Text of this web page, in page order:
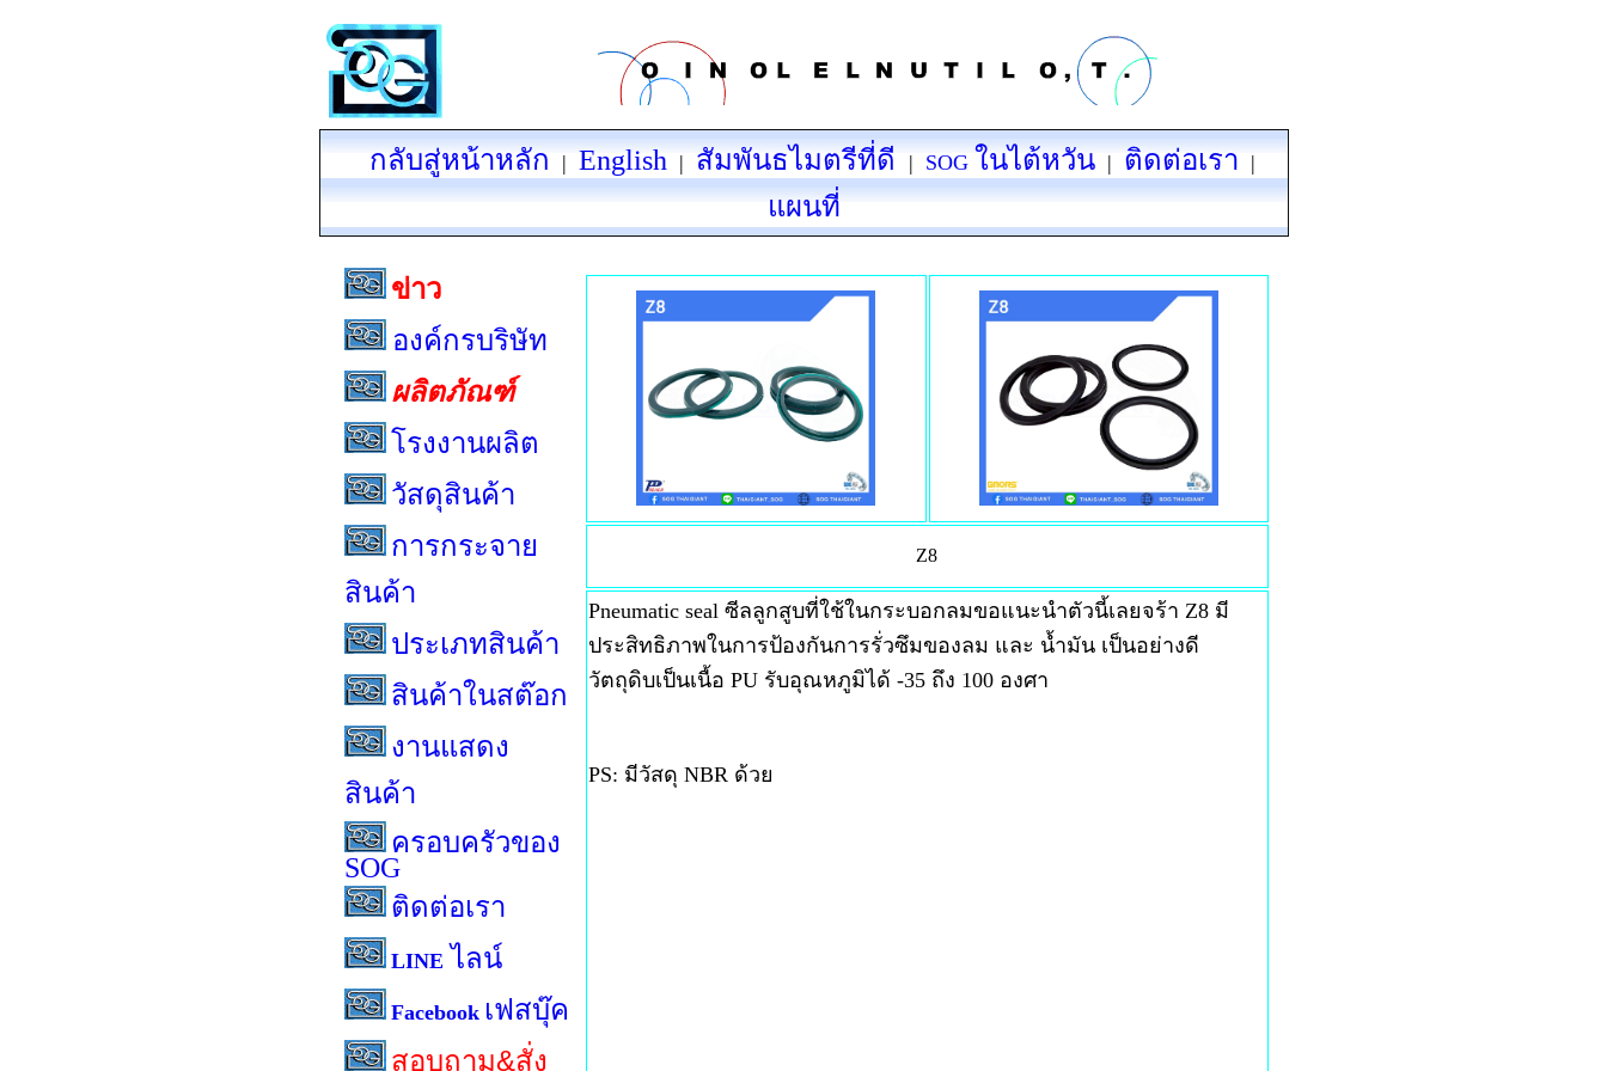
กลับสู่หน้าหลัก | English | สัมพันธไมตรีที่ดี | SOG ในไต้หวัน | ติดต่อเรา |
แผนที่
ข่าว
องค์กรบริษัท
ผลิตภัณฑ์
โรงงานผลิต
วัสดุสินค้า
การกระจาย
สินค้า
ประเภทสินค้า
สินค้าในสต๊อก
งานแสดง
สินค้า
ครอบครัวของ
SOG
ติดต่อเรา
LINE ไลน์
Facebook เฟสบุ๊ค
สอบถาม&สั่ง
Z8
Pneumatic seal ซีลลูกสูบที่ใช้ในกระบอกลมขอแนะนำตัวนี้เลยจร้า Z8 มี
ประสิทธิภาพในการป้องกันการรั่วซึมของลม และ น้ำมัน เป็นอย่างดี
วัตถุดิบเป็นเนื้อ PU รับอุณหภูมิได้ -35 ถึง 100 องศา
PS: มีวัสดุ NBR ด้วย